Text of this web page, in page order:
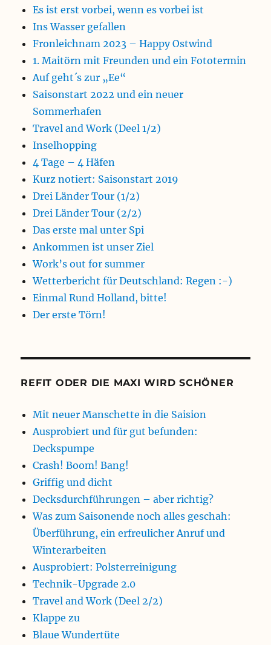
Es ist erst vorbei, wenn es vorbei ist
Ins Wasser gefallen
Fronleichnam 2023 – Happy Ostwind
1. Maitörn mit Freunden und ein Fototermin
Auf geht´s zur „Ee“
Saisonstart 2022 und ein neuer
Sommerhafen
Travel and Work (Deel 1/2)
Inselhopping
4 Tage – 4 Häfen
Kurz notiert: Saisonstart 2019
Drei Länder Tour (1/2)
Drei Länder Tour (2/2)
Das erste mal unter Spi
Ankommen ist unser Ziel
Work’s out for summer
Wetterbericht für Deutschland: Regen :-)
Einmal Rund Holland, bitte!
Der erste Törn!
REFIT ODER DIE MAXI WIRD SCHÖNER
Mit neuer Manschette in die Saision
Ausprobiert und für gut befunden:
Deckspumpe
Crash! Boom! Bang!
Griffig und dicht
Decksdurchführungen – aber richtig?
Was zum Saisonende noch alles geschah:
Überführung, ein erfreulicher Anruf und
Winterarbeiten
Ausprobiert: Polsterreinigung
Technik-Upgrade 2.0
Travel and Work (Deel 2/2)
Klappe zu
Blaue Wundertüte